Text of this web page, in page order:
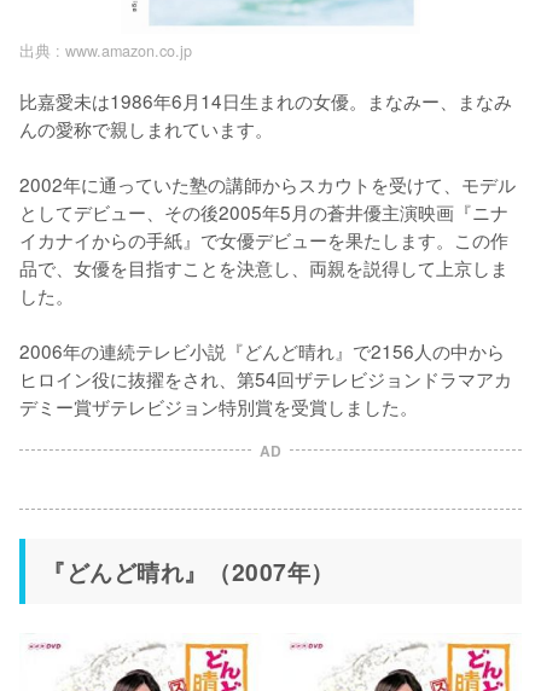
出典 : www.amazon.co.jp
比嘉愛未は1986年6月14日生まれの女優。まなみー、まなみ
んの愛称で親しまれています。
2002年に通っていた塾の講師からスカウトを受けて、モデル
としてデビュー、その後2005年5月の蒼井優主演映画『ニナ
イカナイからの手紙』で女優デビューを果たします。この作
品で、女優を目指すことを決意し、両親を説得して上京しま
した。
2006年の連続テレビ小説『どんど晴れ』で2156人の中から
ヒロイン役に抜擢をされ、第54回ザテレビジョンドラマアカ
デミー賞ザテレビジョン特別賞を受賞しました。
AD
『どんど晴れ』（2007年）